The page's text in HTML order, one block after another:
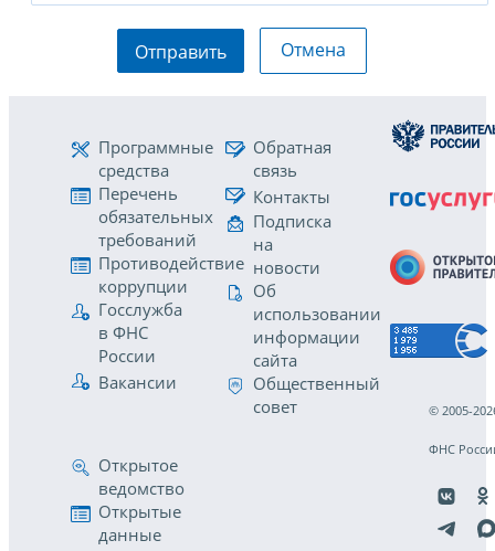
Отправить Отмена
Программные
средства
Перечень
обязательных
требований
Противодействие
коррупции
Госслужба
в ФНС
России
Вакансии
Обратная
связь
Контакты
Подписка
на
новости
Об
использовании
информации
сайта
Общественный
совет
Открытое
ведомство
Открытые
данные
© 2005-
ФНС